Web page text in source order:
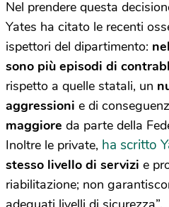
Nel prendere questa
Yates ha citato le recenti
ispettori del dipartimento:
sono più episodi di
rispetto a quelle statali, un
aggressioni e di
maggiore da parte della
Inoltre le private, ha scritto
stesso livello di servizi e
riabilitazione; non